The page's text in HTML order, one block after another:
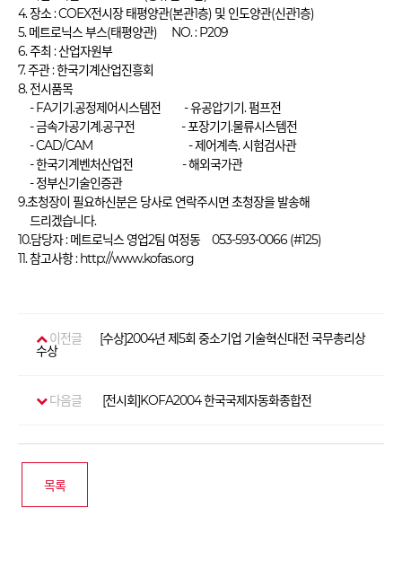
4. 장소 : COEX전시장 태평양관(본관1층) 및 인도양관(신관1층)
5. 메트로닉스 부스(태평양관) NO. : P209
6. 주최 : 산업자원부
7. 주관 : 한국기계산업진흥회
8. 전시품목
- FA기기.공정제어시스템전 - 유공압기기. 펌프전
- 금속가공기계.공구전 - 포장기기.물류시스템전
- CAD/CAM - 제어계측. 시험검사관
- 한국기계벤처산업전 - 해외국가관
- 정부신기술인증관
9.초청장이 필요하신분은 당사로 연락주시면 초청장을 발송해
드리겠습니다.
10.담당자 : 메트로닉스 영업2팀 여정동 053-593-0066 (#125)
11. 참고사항 : http://www.kofas.org
이전글 [수상]2004년 제5회 중소기업 기술혁신대전 국무총리상
수상
다음글 [전시회]KOFA2004 한국국제자동화종합전
목록